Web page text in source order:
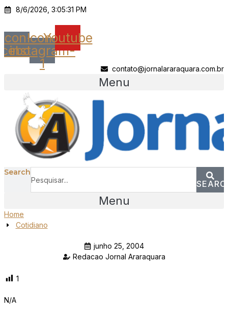
Ir
o
conteúdo
8/6/2026, 3:05:31 PM
Icon-Icon-
instagram-
1
Youtube
contato@jornalararaquara.com.br
Menu
Search
Menu
Home
Cotidiano
junho 25, 2004
Redacao Jornal Araraquara
1
N/A